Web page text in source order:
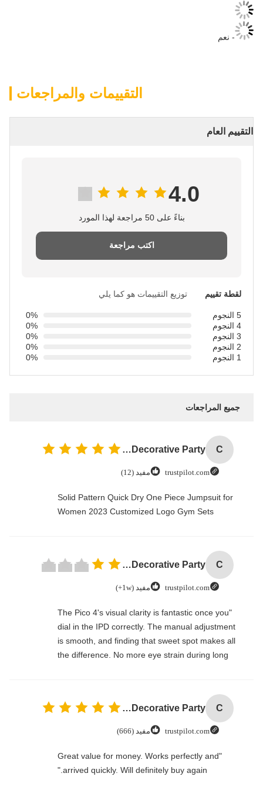
- نعم
التقييمات والمراجعات
التقييم العام
4.0
بناءً على 50 مراجعة لهذا المورد
اكتب مراجعة
لقطة تقييم توزيع التقييمات هو كما يلي
5 النجوم
0%
4 النجوم
0%
3 النجوم
0%
2 النجوم
0%
1 النجوم
0%
جميع المراجعات
C
Custom Creative Goodie Christmas Kraft Paper Gift Bag with Your Own Logo for Xmas Decorative Party
trustpilot.com مفيد (12)
Solid Pattern Quick Dry One Piece Jumpsuit for
Women 2023 Customized Logo Gym Sets
C
Custom Creative Goodie Christmas Kraft Paper Gift Bag with Your Own Logo for Xmas Decorative Party
trustpilot.com مفيد (1w+)
"The Pico 4's visual clarity is fantastic once you
dial in the IPD correctly. The manual adjustment
is smooth, and finding that sweet spot makes all
the difference. No more eye strain during long
fantastic once you dial in the IPD correctly. The
manual adjustment is smooth, and finding that
sweet spot makes all the difference. No more eye
taking the time to set it up properly!""The Pico 4's
visual clarity is fantastic once you dial in the IPD
C
Custom Creative Goodie Christmas Kraft Paper Gift Bag with Your Own Logo for Xmas Decorative Party
trustpilot.com مفيد (666)
"Great value for money. Works perfectly and
arrived quickly. Will definitely buy again."